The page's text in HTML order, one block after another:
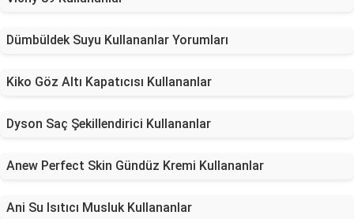
Dümbüldek Suyu Kullananlar Yorumları
Kiko Göz Altı Kapatıcısı Kullananlar
Dyson Saç Şekillendirici Kullananlar
Anew Perfect Skin Gündüz Kremi Kullananlar
Ani Su Isıtıcı Musluk Kullananlar